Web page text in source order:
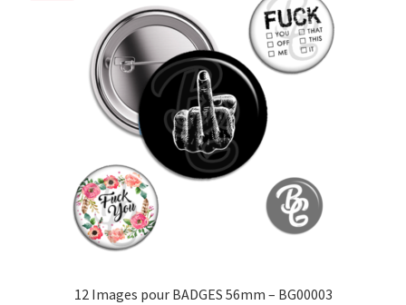
12 Images pour BADGES 56mm – BG00003